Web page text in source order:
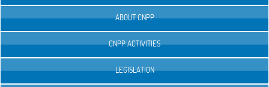
ABOUT CNPP
CNPP ACTIVITIES
LEGISLATION